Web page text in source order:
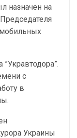
назначен на
”Укравтодора”.
с
в
Украины